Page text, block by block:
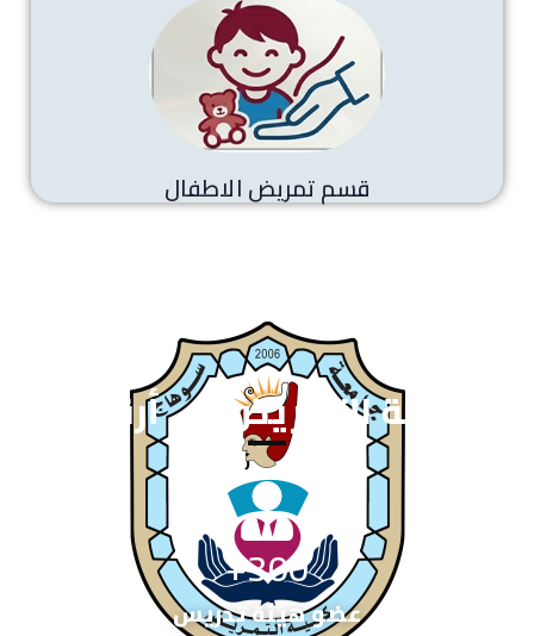
قسم تمريض الاطفال
كلية التمريض في أرقام
عضو هيئة تدريس
300
+